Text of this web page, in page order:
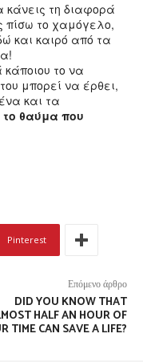
κάνεις τη διαφορά
πίσω το χαμόγελο,
και καιρό από τα
το να
μπορεί να έρθει,
και τα
το θαύμα που
Pinterest
Επόμενο άρθρο
DID YOU KNOW THAT
HALF AN HOUR OF
TIME CAN SAVE A LIFE?